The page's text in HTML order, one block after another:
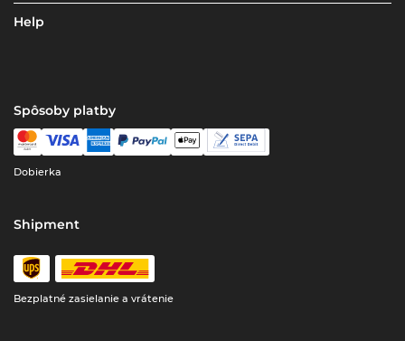
Help
Spôsoby platby
Dobierka
Shipment
Bezplatné zasielanie a vrátenie